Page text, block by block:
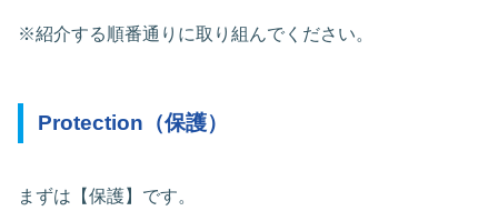
※紹介する順番通りに取り組んでください。
Protection（保護）
まずは【保護】です。